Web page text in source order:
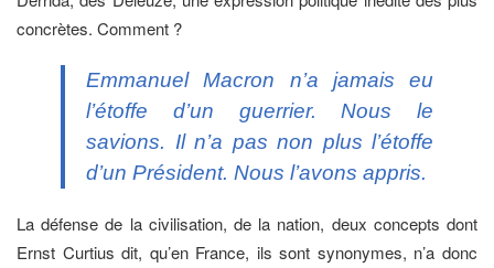
concrètes. Comment ?
Emmanuel Macron n’a jamais eu
l’étoffe d’un guerrier. Nous le
savions. Il n’a pas non plus l’étoffe
d’un Président. Nous l’avons appris.
La défense de la civilisation, de la nation, deux concepts dont
Ernst Curtius dit, qu’en France, ils sont synonymes, n’a donc